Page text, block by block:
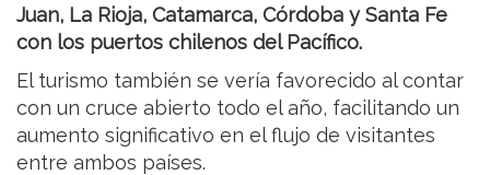
Juan, La Rioja, Catamarca, Córdoba y Santa Fe
con los puertos chilenos del Pacífico.
El turismo también se vería favorecido al contar
con un cruce abierto todo el año, facilitando un
aumento significativo en el flujo de visitantes
entre ambos países.